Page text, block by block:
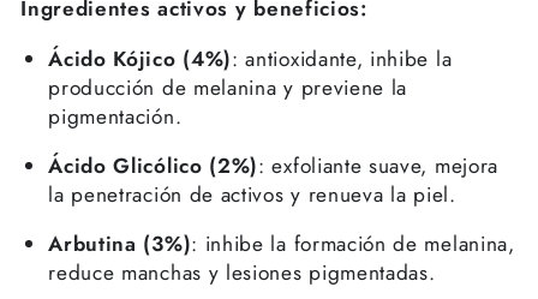
Ingredientes activos y beneficios:
Ácido Kójico (4%): antioxidante, inhibe la
producción de melanina y previene la
pigmentación.
Ácido Glicólico (2%): exfoliante suave, mejora
la penetración de activos y renueva la piel.
Arbutina (3%): inhibe la formación de melanina,
reduce manchas y lesiones pigmentadas.